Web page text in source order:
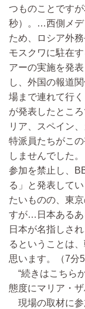
つものことです
秒）。…西側メデ
ため、ロシア外
モスクワに駐在
アーの実施を発
し、外国の報道
場まで連れて行
が発表したとこ
リア、スペイン
特派員たちがこ
しませんでした
参加を禁止し、
る」と発表して
たいものの、東
すが…日本あるあ
日本が名指しさ
るということは
思います。（7分
“続きはこちら
態度にマリア・
現場の取材に参